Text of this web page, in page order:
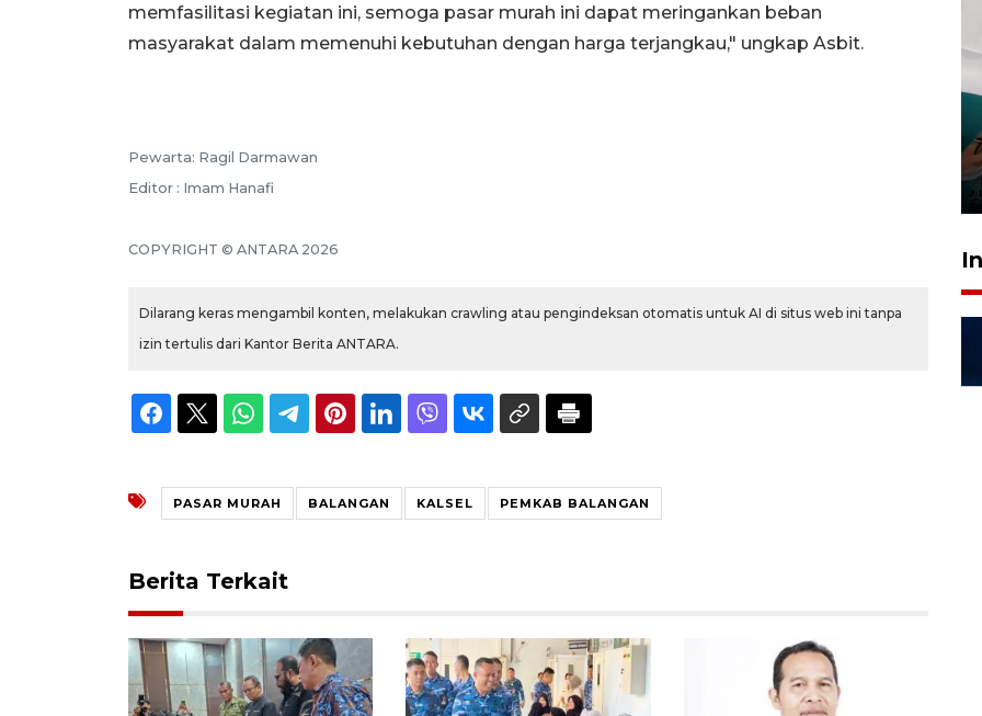
memfasilitasi kegiatan ini, semoga pasar murah ini dapat meringankan beban
masyarakat dalam memenuhi kebutuhan dengan harga terjangkau," ungkap Asbit.
Pewarta: Ragil Darmawan
Editor : Imam Hanafi
COPYRIGHT © ANTARA 2026
Dilarang keras mengambil konten, melakukan crawling atau pengindeksan otomatis untuk AI di situs web ini tanpa
izin tertulis dari Kantor Berita ANTARA.
PASAR MURAH BALANGAN KALSEL PEMKAB BALANGAN
Berita Terkait